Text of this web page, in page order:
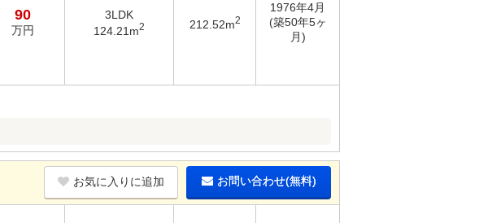
90
万円
3LDK
124.21m2 212.52m2
1976年4月
(築50年5ヶ
月)
お気に入りに追加 お問い合わせ(無料)